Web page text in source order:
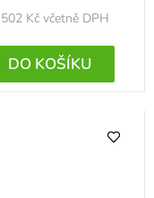
Kč včetně DPH
DO KOŠÍKU